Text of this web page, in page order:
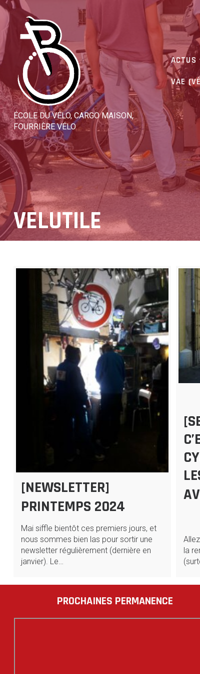
Skip
content
ÉCOLE DU VÉLO, CARGO MAISON,
FOURRIÈRE VÉLO
ACTUS
VAE
VELUTILE
[NEWSLETTER]
PRINTEMPS 2024
Mai siffle bientôt ces premiers jours, et
nous sommes bien las pour sortir une
newsletter régulièrement (dernière en
janvier). Le…
la
PROCHAINES PERMANENCE